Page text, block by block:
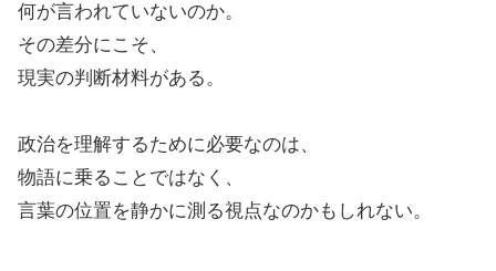
何が言われていないのか。
その差分にこそ、
現実の判断材料がある。
政治を理解するために必要なのは、
物語に乗ることではなく、
言葉の位置を静かに測る視点なのかもしれない。